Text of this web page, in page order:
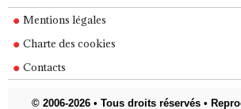
Mentions légales
Charte des cookies
Contacts
© 2006-2026 • Tous droits réservés •